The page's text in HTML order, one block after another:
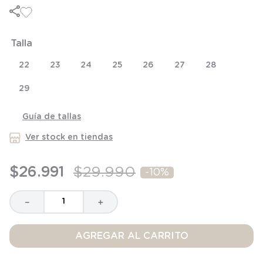
Talla
22 23 24 25 26 27 28
29
Guía de tallas
Ver stock en tiendas
$26.991 $29.990 -10%
＋
－
AGREGAR AL CARRITO
8.
9.
saco
10